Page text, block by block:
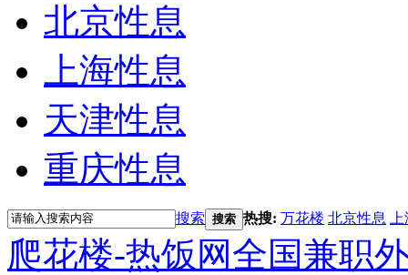
北京性息
上海性息
天津性息
重庆性息
搜索 搜索 热搜: 万花楼 北京性息
爬花楼-热饭网全国兼职